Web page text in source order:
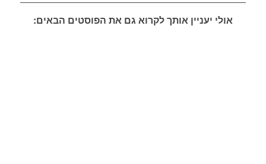
אולי יעניין אותך לקרוא גם את הפוסטים הבאים: